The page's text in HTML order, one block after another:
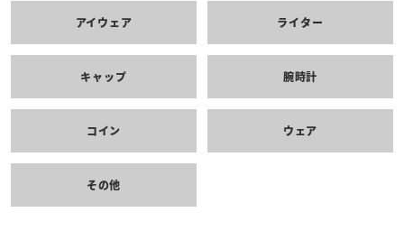
アイウェア ライター
キャップ 腕時計
コイン ウェア
その他